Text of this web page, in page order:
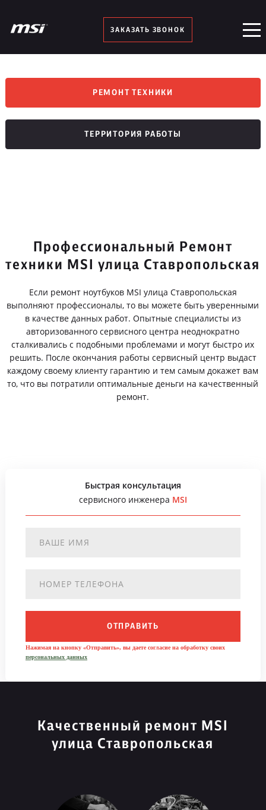
ЗАКАЗАТЬ ЗВОНОК
РЕМОНТ ТЕХНИКИ
ТЕРРИТОРИЯ РАБОТЫ
Профессиональный Ремонт
техники MSI улица Ставропольская
Если ремонт ноутбуков MSI улица Ставропольская
выполняют профессионалы, то вы можете быть уверенными
в качестве данных работ. Опытные специалисты из
авторизованного сервисного центра неоднократно
сталкивались с подобными проблемами и могут быстро их
решить. После окончания работы сервисный центр выдаст
каждому своему клиенту гарантию и тем самым докажет вам
то, что вы потратили оптимальные деньги на качественный
ремонт.
Быстрая консультация
сервисного инженера MSI
ОТПРАВИТЬ
Нажимая на кнопку «Отправить», вы даете согласие на обработку своих
персональных данных
Качественный ремонт MSI
улица Ставропольская